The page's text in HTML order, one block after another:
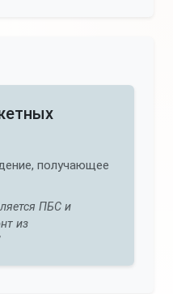
получающее
ПБС и
из